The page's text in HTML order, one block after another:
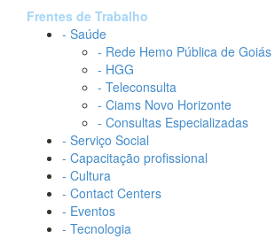
Frentes de Trabalho
- Saúde
- Rede Hemo Pública de Goiás
- HGG
- Teleconsulta
- Ciams Novo Horizonte
- Consultas Especializadas
- Serviço Social
- Capacitação profissional
- Cultura
- Contact Centers
- Eventos
- Tecnologia